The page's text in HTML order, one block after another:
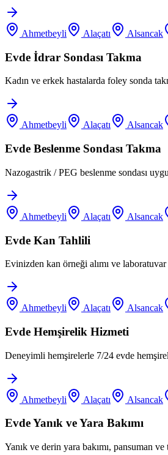
Ahmetbeyli Alaçatı Alsancak
Evde İdrar Sondası Takma
Kadın ve erkek hastalarda foley sonda
Ahmetbeyli Alaçatı Alsancak
Evde Beslenme Sondası Takma
Nazogastrik / PEG beslenme sondası
Ahmetbeyli Alaçatı Alsancak
Evde Kan Tahlili
Evinizden kan örneği alımı ve
Ahmetbeyli Alaçatı Alsancak
Evde Hemşirelik Hizmeti
Deneyimli hemşirelerle 7/24 evde
Ahmetbeyli Alaçatı Alsancak
Evde Yanık ve Yara Bakımı
Yanık ve derin yara bakımı, pansuman